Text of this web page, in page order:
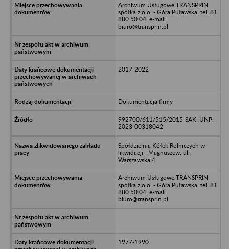
Archiwum Usługowe TRANSPRIN
spółka z o.o. - Góra Puławska, tel. 81
880 50 04; e-mail:
biuro@transprin.pl
2017-2022
Dokumentacja firmy
992700/611/515/2015-SAK; UNP:
2023-00318042
Spółdzielnia Kółek Rolniczych w
likwidacji - Magnuszew, ul.
Warszawska 4
Archiwum Usługowe TRANSPRIN
spółka z o.o. - Góra Puławska, tel. 81
880 50 04; e-mail:
biuro@transprin.pl
1977-1990